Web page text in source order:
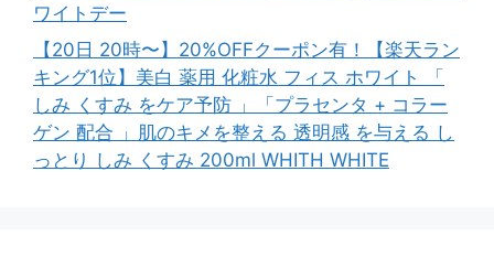
ワイトデー
【20日 20時〜】20%OFFクーポン有！【楽天ラン
キング1位】美白 薬用 化粧水 フィス ホワイト 「
しみ くすみ をケア予防 」「プラセンタ + コラー
ゲン 配合 」肌のキメを整える 透明感 を与える し
っとり しみ くすみ 200ml WHITH WHITE